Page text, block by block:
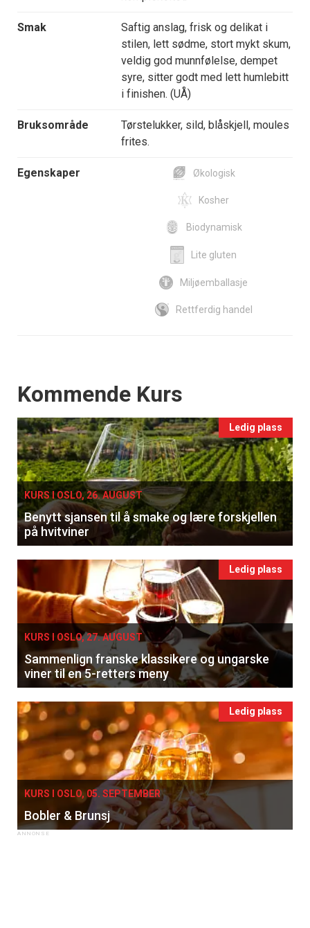
Smak
Saftig anslag, frisk og delikat i
stilen, lett sødme, stort mykt skum,
veldig god munnfølelse, dempet
syre, sitter godt med lett humlebitt
i finishen. (UÅ)
Bruksområde
Tørstelukker, sild, blåskjell, moules
frites.
Egenskaper Økologisk
Kosher
Biodynamisk
Lite gluten
Miljøemballasje
Rettferdig handel
Events
Kommende Kurs
Ledig plass
KURS I OSLO, 26. AUGUST
Benytt sjansen til å smake og lære forskjellen
på hvitviner
Ledig plass
KURS I OSLO, 27. AUGUST
Sammenlign franske klassikere og ungarske
viner til en 5-retters meny
Ledig plass
KURS I OSLO, 05. SEPTEMBER
Bobler & Brunsj